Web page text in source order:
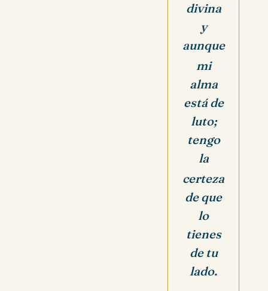
divina
y
aunque
mi
alma
está de
luto;
tengo
la
certeza
de que
lo
tienes
de tu
lado.